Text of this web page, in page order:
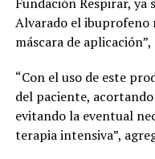
Alvarado el ibuprofeno
máscara de
“Con el uso de este
del paciente,
evitando la eventual
terapia intensiva”,